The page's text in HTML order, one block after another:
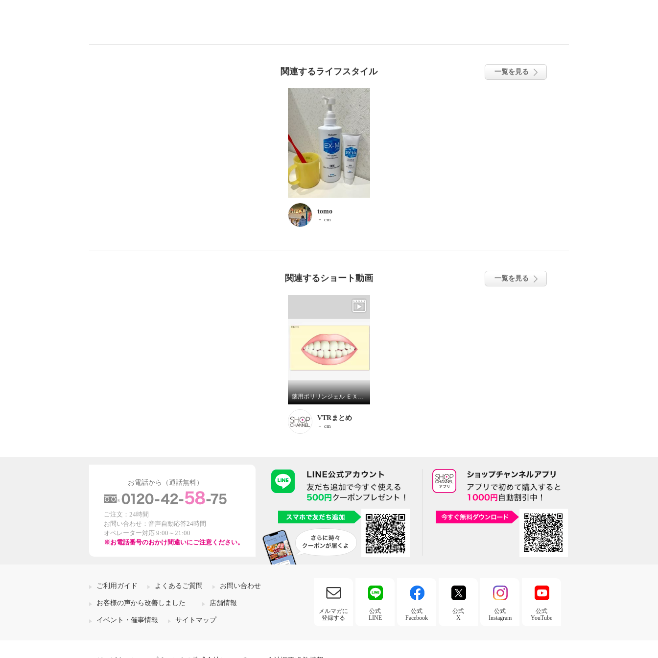
関連するライフスタイル 一覧を見る
tomo
－ cm
関連するショート動画 一覧を見る
薬用ポリリンジェル ＥＸ－１０プラスガード （薬用ポリリンジェル ＥＸ－１０Ｐ） ２本増量セット
VTRまとめ
－ cm
お電話から（通話無料）
ご注文：24時間
お問い合わせ：音声自動応答24時間
オペレーター対応 9:00～21:00
※お電話番号のおかけ間違いにご注意ください。
ご利用ガイド よくあるご質問 お問い合わせ
お客様の声から改善しました 店舗情報
イベント・催事情報 サイトマップ
メルマガに
登録する
公式
LINE
公式
Facebook
公式
X
公式
Instagram
公式
YouTube